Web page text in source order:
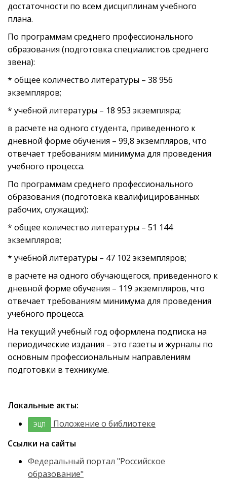
достаточности по всем дисциплинам учебного
плана.
По программам среднего профессионального
образования (подготовка специалистов среднего
звена):
* общее количество литературы – 38 956
экземпляров;
* учебной литературы – 18 953 экземпляра;
в расчете на одного студента, приведенного к
дневной форме обучения – 99,8 экземпляров, что
отвечает требованиям минимума для проведения
учебного процесса.
По программам среднего профессионального
образования (подготовка квалифицированных
рабочих, служащих):
* общее количество литературы – 51 144
экземпляров;
* учебной литературы – 47 102 экземпляров;
в расчете на одного обучающегося, приведенного к
дневной форме обучения – 119 экземпляров, что
отвечает требованиям минимума для проведения
учебного процесса.
На текущий учебный год оформлена подписка на
периодические издания – это газеты и журналы по
основным профессиональным направлениям
подготовки в техникуме.
Локальные акты:
ЭЦП
Положение о библиотеке
Ссылки на сайты
Федеральный портал "Российское
образование"